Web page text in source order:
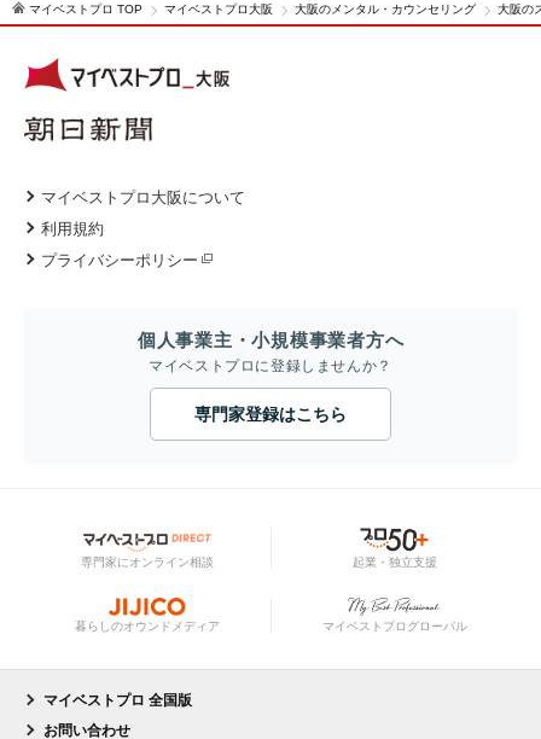
マイベストプロ TOP マイベストプロ大阪 大阪のメンタル・カウンセリング 大阪の
マイベストプロ大阪について
利用規約
プライバシーポリシー
個人事業主・小規模事業者方へ
マイベストプロに登録しませんか？
専門家登録はこちら
専門家にオンライン相談 起業・独立支援
暮らしのオウンドメディア マイベストプログローバル
マイベストプロ 全国版
お問い合わせ